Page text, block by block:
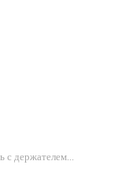
с держателем...